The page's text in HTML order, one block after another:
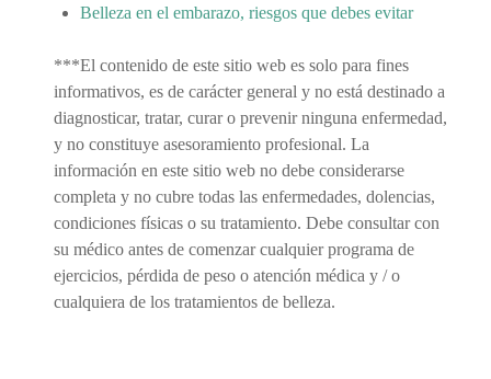
Belleza en el embarazo, riesgos que debes evitar
***El contenido de este sitio web es solo para fines
informativos, es de carácter general y no está destinado a
diagnosticar, tratar, curar o prevenir ninguna enfermedad,
y no constituye asesoramiento profesional. La
información en este sitio web no debe considerarse
completa y no cubre todas las enfermedades, dolencias,
condiciones físicas o su tratamiento. Debe consultar con
su médico antes de comenzar cualquier programa de
ejercicios, pérdida de peso o atención médica y / o
cualquiera de los tratamientos de belleza.